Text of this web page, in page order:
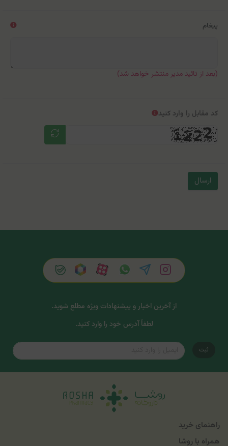
پیغام
(بعد از تائید مدیر منتشر خواهد شد)
کد مقابل را وارد کنید
ارسال
از آخرین اخبار و پیشنهادات ویژه مطلع شوید.
لطفاً آدرس خود را وارد کنید.
ثبت
راهنمای خرید
همراه با روشا